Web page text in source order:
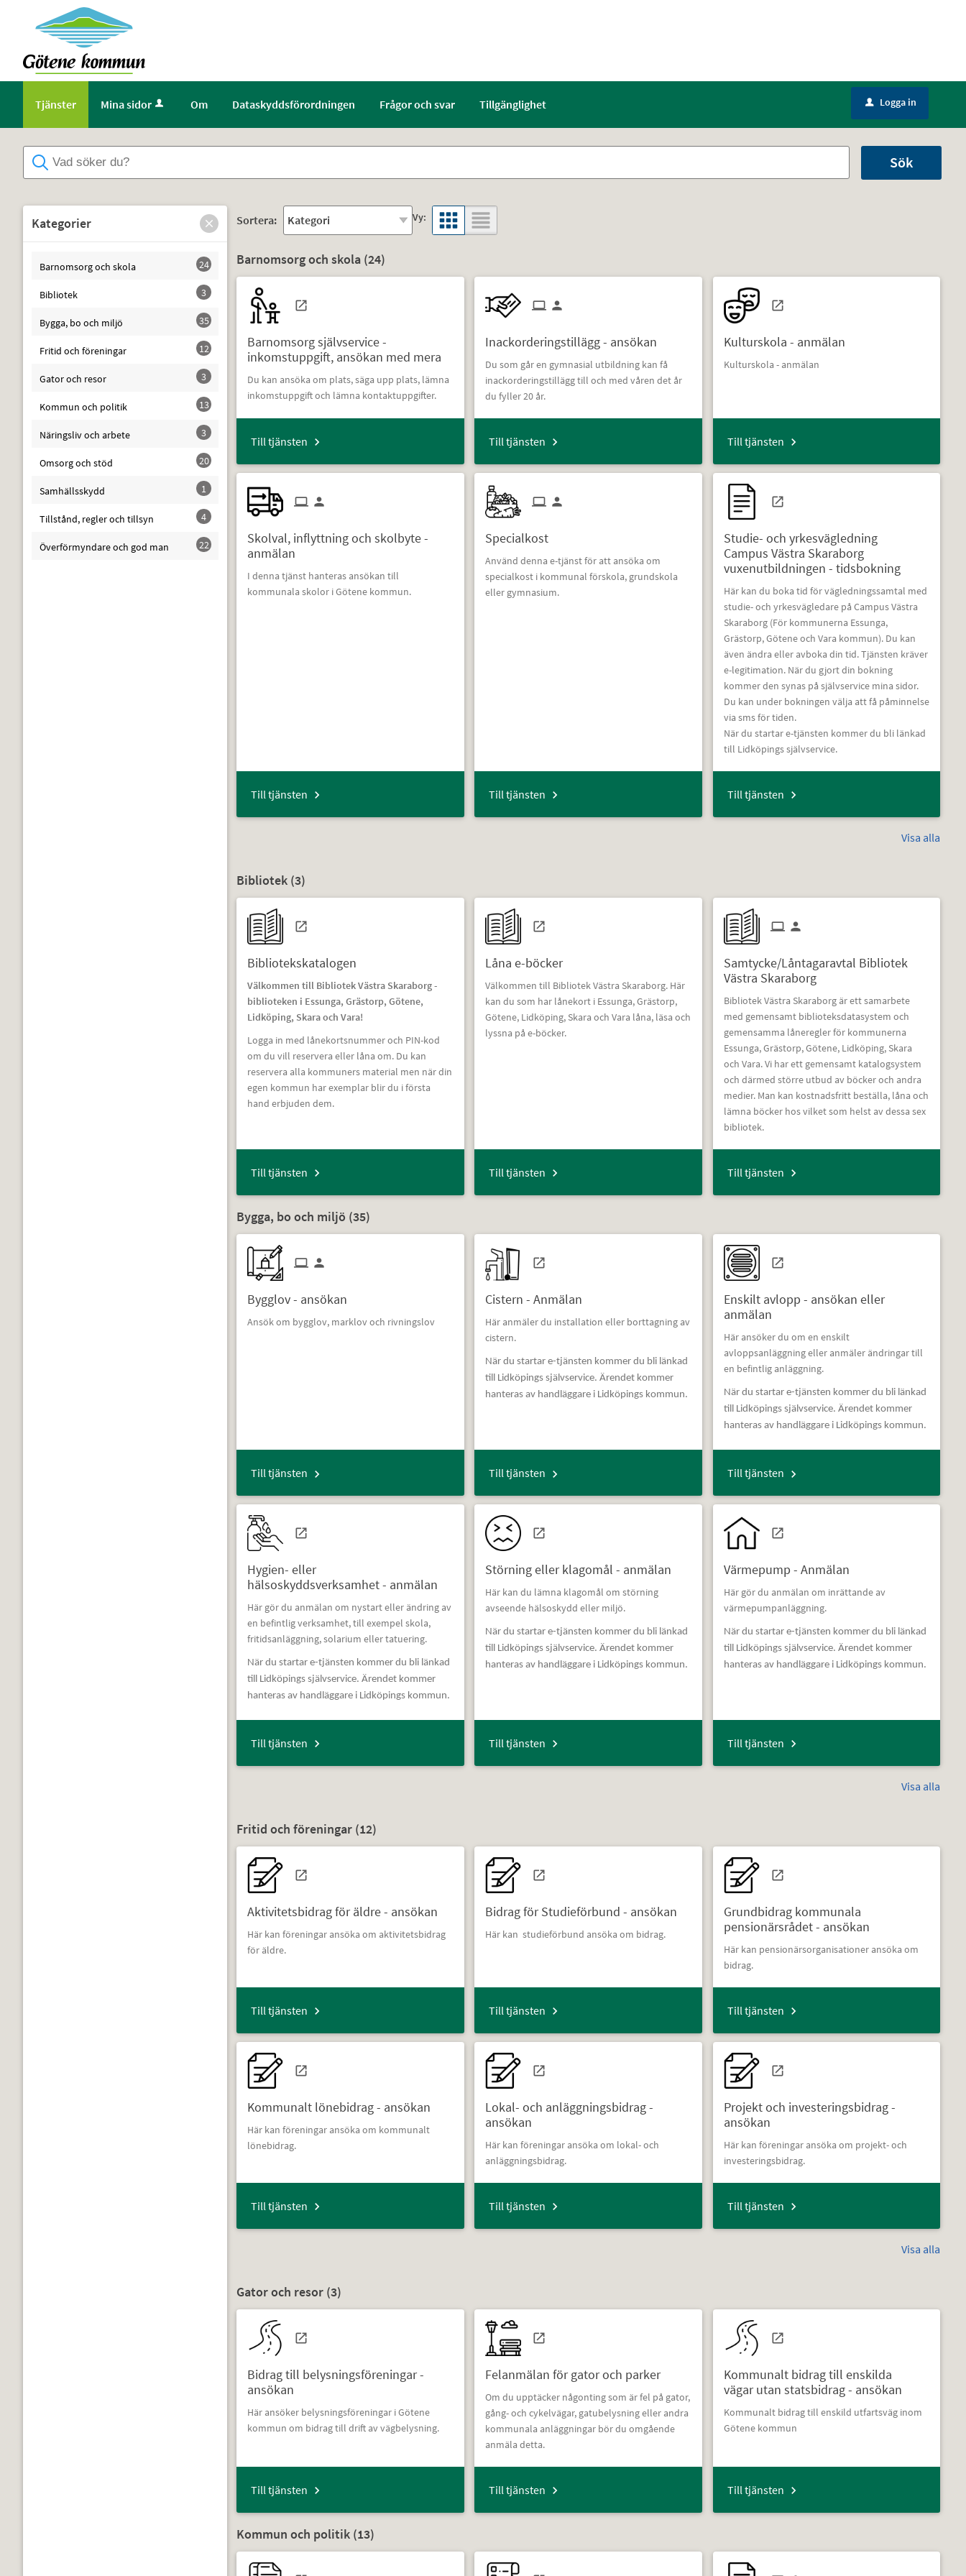
Välkommen
Självservice
kommunTjänster Mina sidor Om Dataskyddsförordningen Frågor och svar Tillgänglighet u Logga in
Sök
Kategorier
Barnomsorg och skola 24
Bibliotek 3
Bygga, bo och miljö 35
Fritid och föreningar 12
Gator och resor 3
Kommun och politik 13
Näringsliv och arbete 3
Omsorg och stöd 20
Samhällsskydd 1
Tillstånd, regler och tillsyn 4
Överförmyndare och god man 22
Sortera: Vy:
Barnomsorg och skola (24)
Barnomsorg självservice -
inkomstuppgift, ansökan med mera
Du kan ansöka om plats, säga upp plats, lämna
inkomstuppgift och lämna kontaktuppgifter.
Till tjänsten
Inackorderingstillägg - ansökan
Du som går en gymnasial utbildning kan få
inackorderingstillägg till och med våren det år
du fyller 20 år.
Till tjänsten
Kulturskola - anmälan
Kulturskola - anmälan
Till tjänsten
Skolval, inflyttning och skolbyte -
anmälan
I denna tjänst hanteras ansökan till
kommunala skolor i Götene kommun.
Till tjänsten
Specialkost
Använd denna e-tjänst för att ansöka om
specialkost i kommunal förskola, grundskola
eller gymnasium.
Till tjänsten
Studie- och yrkesvägledning
Campus Västra Skaraborg
vuxenutbildningen - tidsbokning
Här kan du boka tid för vägledningssamtal med
studie- och yrkesvägledare på Campus Västra
Skaraborg (För kommunerna Essunga,
Grästorp, Götene och Vara kommun). Du kan
även ändra eller avboka din tid. Tjänsten kräver
e-legitimation. När du gjort din bokning
kommer den synas på självservice mina sidor.
Du kan under bokningen välja att få påminnelse
via sms för tiden.
När du startar e-tjänsten kommer du bli länkad
till Lidköpings självservice.
Till tjänsten
Visa alla
Bibliotek (3)
Bibliotekskatalogen
Välkommen till Bibliotek Västra Skaraborg -
biblioteken i Essunga, Grästorp, Götene,
Lidköping, Skara och Vara!
Logga in med lånekortsnummer och PIN-kod
om du vill reservera eller låna om. Du kan
reservera alla kommuners material men när din
egen kommun har exemplar blir du i första
hand erbjuden dem.
Till tjänsten
Låna e-böcker
Välkommen till Bibliotek Västra Skaraborg. Här
kan du som har lånekort i Essunga, Grästorp,
Götene, Lidköping, Skara och Vara låna, läsa och
lyssna på e-böcker.
Till tjänsten
Samtycke/Låntagaravtal Bibliotek
Västra Skaraborg
Bibliotek Västra Skaraborg är ett samarbete
med gemensamt biblioteksdatasystem och
gemensamma låneregler för kommunerna
Essunga, Grästorp, Götene, Lidköping, Skara
och Vara. Vi har ett gemensamt katalogsystem
och därmed större utbud av böcker och andra
medier. Man kan kostnadsfritt beställa, låna och
lämna böcker hos vilket som helst av dessa sex
bibliotek.
Till tjänsten
Bygga, bo och miljö (35)
Bygglov - ansökan
Ansök om bygglov, marklov och rivningslov
Till tjänsten
Cistern - Anmälan
Här anmäler du installation eller borttagning av
cistern.
När du startar e-tjänsten kommer du bli länkad
till Lidköpings självservice. Ärendet kommer
hanteras av handläggare i Lidköpings kommun.
Till tjänsten
Enskilt avlopp - ansökan eller
anmälan
Här ansöker du om en enskilt
avloppsanläggning eller anmäler ändringar till
en befintlig anläggning.
När du startar e-tjänsten kommer du bli länkad
till Lidköpings självservice. Ärendet kommer
hanteras av handläggare i Lidköpings kommun.
Till tjänsten
Hygien- eller
hälsoskyddsverksamhet - anmälan
Här gör du anmälan om nystart eller ändring av
en befintlig verksamhet, till exempel skola,
fritidsanläggning, solarium eller tatuering.
När du startar e-tjänsten kommer du bli länkad
till Lidköpings självservice. Ärendet kommer
hanteras av handläggare i Lidköpings kommun.
Till tjänsten
Störning eller klagomål - anmälan
Här kan du lämna klagomål om störning
avseende hälsoskydd eller miljö.
När du startar e-tjänsten kommer du bli länkad
till Lidköpings självservice. Ärendet kommer
hanteras av handläggare i Lidköpings kommun.
Till tjänsten
Värmepump - Anmälan
Här gör du anmälan om inrättande av
värmepumpanläggning.
När du startar e-tjänsten kommer du bli länkad
till Lidköpings självservice. Ärendet kommer
hanteras av handläggare i Lidköpings kommun.
Till tjänsten
Visa alla
Fritid och föreningar (12)
Aktivitetsbidrag för äldre - ansökan
Här kan föreningar ansöka om aktivitetsbidrag
för äldre.
Till tjänsten
Bidrag för Studieförbund - ansökan
Här kan studieförbund ansöka om bidrag.
Till tjänsten
Grundbidrag kommunala
pensionärsrådet - ansökan
Här kan pensionärsorganisationer ansöka om
bidrag.
Till tjänsten
Kommunalt lönebidrag - ansökan
Här kan föreningar ansöka om kommunalt
lönebidrag.
Till tjänsten
Lokal- och anläggningsbidrag -
ansökan
Här kan föreningar ansöka om lokal- och
anläggningsbidrag.
Till tjänsten
Projekt och investeringsbidrag -
ansökan
Här kan föreningar ansöka om projekt- och
investeringsbidrag.
Till tjänsten
Visa alla
Gator och resor (3)
Bidrag till belysningsföreningar -
ansökan
Här ansöker belysningsföreningar i Götene
kommun om bidrag till drift av vägbelysning.
Till tjänsten
Felanmälan för gator och parker
Om du upptäcker någonting som är fel på gator,
gång- och cykelvägar, gatubelysning eller andra
kommunala anläggningar bör du omgående
anmäla detta.
Till tjänsten
Kommunalt bidrag till enskilda
vägar utan statsbidrag - ansökan
Kommunalt bidrag till enskild utfartsväg inom
Götene kommun
Till tjänsten
Kommun och politik (13)